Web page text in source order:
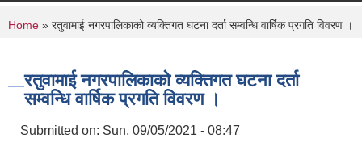
You are here
Home » रतुवामाई नगरपालिकाको व्यक्तिगत घटना दर्ता सम्वन्धि वार्षिक प्रगति विवरण ।
रतुवामाई नगरपालिकाको व्यक्तिगत घटना दर्ता
सम्वन्धि वार्षिक प्रगति विवरण ।
Submitted on: Sun, 09/05/2021 - 08:47